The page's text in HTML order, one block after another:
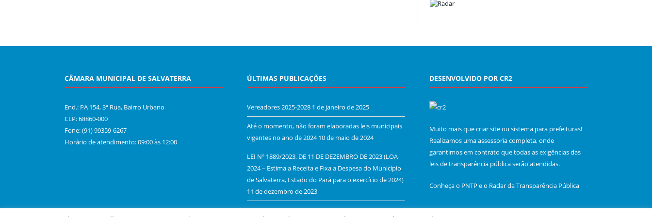
CÂMARA MUNICIPAL DE SALVATERRA
End.: PA 154, 3ª Rua, Bairro Urbano
CEP: 68860‑000
Fone: (91) 99359-6267
Horário de atendimento: 09:00 às 12:00
ÚLTIMAS PUBLICAÇÕES
Vereadores 2025-2028 1 de janeiro de 2025
Até o momento, não foram elaboradas leis municipais
vigentes no ano de 2024 10 de maio de 2024
LEI Nº 1889/2023, DE 11 DE DEZEMBRO DE 2023 (LOA
2024 – Estima a Receita e Fixa a Despesa do Município
de Salvaterra, Estado do Pará para o exercício de 2024)
11 de dezembro de 2023
DESENVOLVIDO POR CR2
Muito mais quecriar siteou sistema para prefeituras!
Realizamos umaassessoriacompleta, onde
garantimos em contrato que todas as exigências das
leis de transparência públicaserão atendidas.
Conheça o PNTP e o Radar da Transparência Pública